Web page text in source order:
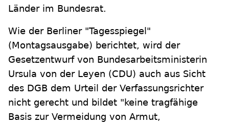
Länder im Bundesrat.
Wie der Berliner "Tagesspiegel"
(Montagsausgabe) berichtet, wird der
Gesetzentwurf von Bundesarbeitsministerin
Ursula von der Leyen (CDU) auch aus Sicht
des DGB dem Urteil der Verfassungsrichter
nicht gerecht und bildet "keine tragfähige
Basis zur Vermeidung von Armut,